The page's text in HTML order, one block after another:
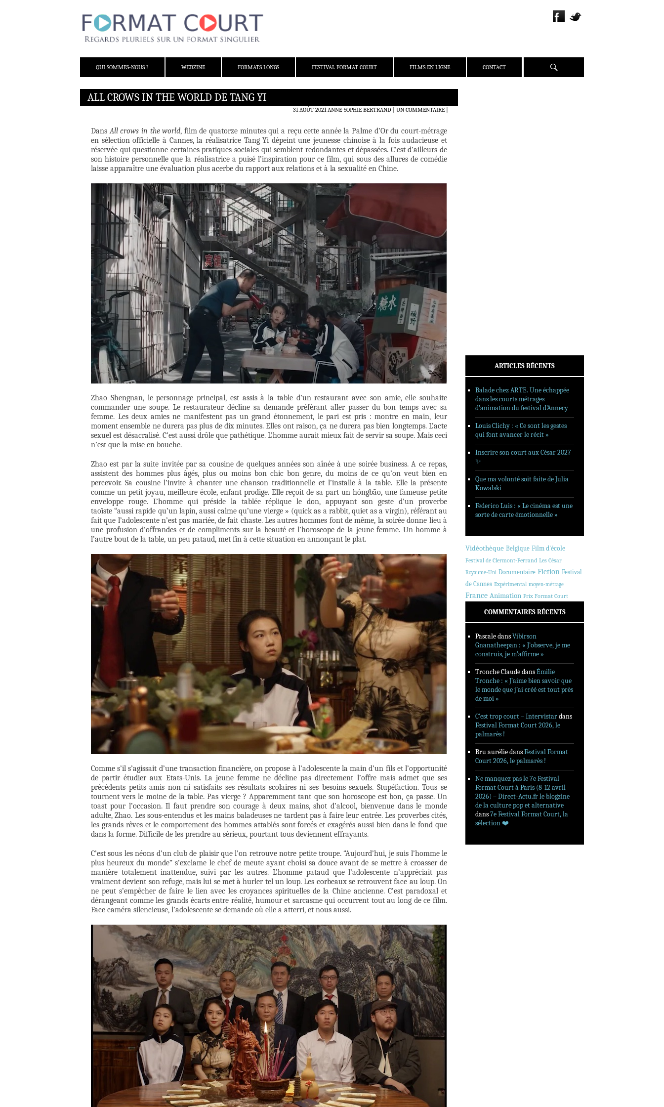
QUI SOMMES-NOUS ?
WEBZINE FORMATS LONGS FESTIVAL FORMAT COURT FILMS EN LIGNE CONTACT Recherche
ALL CROWS IN THE WORLD DE TANG YI
31 AOÛT 2021 ANNE-SOPHIE BERTRAND UN COMMENTAIRE|
Dans All crows in the world, film de quatorze minutes qui a reçu cette année la Palme d’Or du court-métrage
en sélection officielle à Cannes, la réalisatrice Tang Yi dépeint une jeunesse chinoise à la fois audacieuse et
réservée qui questionne certaines pratiques sociales qui semblent redondantes et dépassées. C’est d’ailleurs de
son histoire personnelle que la réalisatrice a puisé l’inspiration pour ce film, qui sous des allures de comédie
laisse apparaître une évaluation plus acerbe du rapport aux relations et à la sexualité en Chine.
Zhao Shengnan, le personnage principal, est assis à la table d’un restaurant avec son amie, elle souhaite
commander une soupe. Le restaurateur décline sa demande préférant aller passer du bon temps avec sa
femme. Les deux amies ne manifestent pas un grand étonnement, le pari est pris : montre en main, leur
moment ensemble ne durera pas plus de dix minutes. Elles ont raison, ça ne durera pas bien longtemps. L’acte
sexuel est désacralisé. C’est aussi drôle que pathétique. L’homme aurait mieux fait de servir sa soupe. Mais ceci
n’est que la mise en bouche.
Zhao est par la suite invitée par sa cousine de quelques années son aînée à une soirée business. A ce repas,
assistent des hommes plus âgés, plus ou moins bon chic bon genre, du moins de ce qu’on veut bien en
percevoir. Sa cousine l’invite à chanter une chanson traditionnelle et l’installe à la table. Elle la présente
comme un petit joyau, meilleure école, enfant prodige. Elle reçoit de sa part un hóngbāo, une fameuse petite
enveloppe rouge. L’homme qui préside la tablée réplique le don, appuyant son geste d’un proverbe
taoïste “aussi rapide qu’un lapin, aussi calme qu’une vierge » (quick as a rabbit, quiet as a virgin), référant au
fait que l’adolescente n’est pas mariée, de fait chaste. Les autres hommes font de même, la soirée donne lieu à
une profusion d’offrandes et de compliments sur la beauté et l’horoscope de la jeune femme. Un homme à
l’autre bout de la table, un peu pataud, met fin à cette situation en annonçant le plat.
Comme s’il s’agissait d’une transaction financière, on propose à l’adolescente la main d’un fils et l’opportunité
de partir étudier aux Etats-Unis. La jeune femme ne décline pas directement l’offre mais admet que ses
précédents petits amis non ni satisfaits ses résultats scolaires ni ses besoins sexuels. Stupéfaction. Tous se
tournent vers le moine de la table. Pas vierge ? Apparemment tant que son horoscope est bon, ça passe. Un
toast pour l’occasion. Il faut prendre son courage à deux mains, shot d’alcool, bienvenue dans le monde
adulte, Zhao. Les sous-entendus et les mains baladeuses ne tardent pas à faire leur entrée. Les proverbes cités,
les grands rêves et le comportement des hommes attablés sont forcés et exagérés aussi bien dans le fond que
dans la forme. Difficile de les prendre au sérieux, pourtant tous deviennent effrayants.
C’est sous les néons d’un club de plaisir que l’on retrouve notre petite troupe. “Aujourd’hui, je suis l’homme le
plus heureux du monde” s’exclame le chef de meute ayant choisi sa douce avant de se mettre à croasser de
manière totalement inattendue, suivi par les autres. L’homme pataud que l’adolescente n’appréciait pas
vraiment devient son refuge, mais lui se met à hurler tel un loup. Les corbeaux se retrouvent face au loup. On
ne peut s’empêcher de faire le lien avec les croyances spirituelles de la Chine ancienne. C’est paradoxal et
dérangeant comme les grands écarts entre réalité, humour et sarcasme qui occurrent tout au long de ce film.
Face caméra silencieuse, l’adolescente se demande où elle a atterri, et nous aussi.
ARTICLES RÉCENTS
Balade chez ARTE. Une échappée
dans les courts métrages
d’animation du festival d’Annecy
Louis Clichy : « Ce sont les gestes
qui font avancer le récit »
Inscrire son court aux César 2027
✨
Que ma volonté soit faite de Julia
Kowalski
Federico Luis : « Le cinéma est une
sorte de carte émotionnelle »
Vidéothèque Belgique Film d'école
Festival de Clermont-Ferrand Les César
Royaume-Uni Documentaire Fiction Festival
de Cannes Expérimental moyen-métrage
France Animation Prix Format Court
COMMENTAIRES RÉCENTS
PascaledansVibirson
Gnanatheepan : « J’observe, je me
construis, je m’affirme »
Tronche ClaudedansÉmilie
Tronche : « J’aime bien savoir que
le monde que j’ai créé est tout près
de moi »
C’est trop court – Intervistardans
Festival Format Court 2026, le
palmarès !
Bru auréliedansFestival Format
Court 2026, le palmarès !
Ne manquez pas le 7e Festival
Format Court à Paris (8-12 avril
2026) – Direct-Actu.fr le blogzine
de la culture pop et alternative
dans7e Festival Format Court, la
sélection ❤️‍